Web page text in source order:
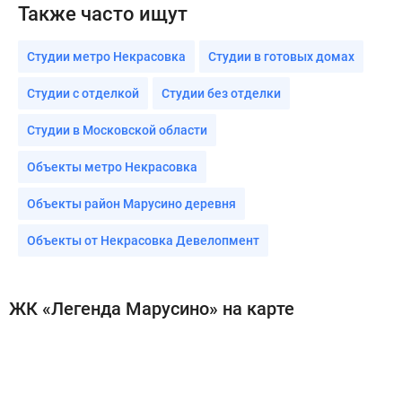
Также часто ищут
Студии метро Некрасовка Студии в готовых домах
Студии с отделкой Студии без отделки
Студии в Московской области
Объекты метро Некрасовка
Объекты район Марусино деревня
Объекты от Некрасовка Девелопмент
ЖК «Легенда Марусино» на карте